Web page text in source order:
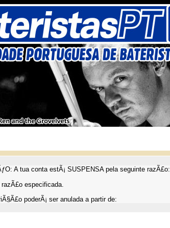
A tua conta estÃ¡ SUSPENSA pela seguinte razÃ£o:
razÃ£o especificada.
poderÃ¡ ser anulada a partir de: